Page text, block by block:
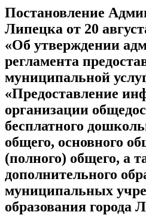
Постановление
Липецка от 20
«Об утверждении
регламента
муниципальной
«Предоставление
организации
бесплатного
общего, основного
(полного) общего, а
дополнительного
муниципальных
образования города